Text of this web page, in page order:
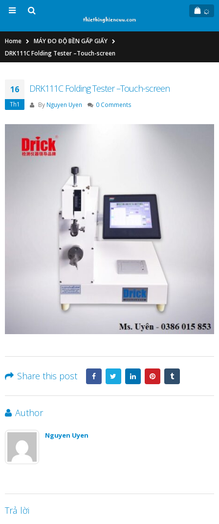
Home
MÁY ĐO ĐỘ BỀN GẤP GIẤY
DRK111C Folding Tester –Touch-screen
16
Th1
DRK111C Folding Tester –Touch-screen
By Nguyen Uyen 0 Comments
Share this post
Author
Nguyen Uyen
Trả lời